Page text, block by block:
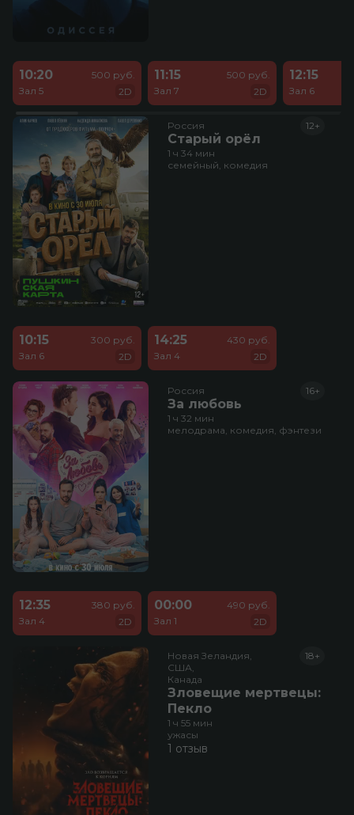
10:20
Зал 5
500 руб.
2D
11:15
Зал 7
500 руб.
2D
12:15
Зал 6
Россия
Старый орёл
12+
1 ч 34 мин
семейный, комедия
10:15
Зал 6
300 руб.
2D
14:25
Зал 4
430 руб.
2D
Россия
За любовь
16+
1 ч 32 мин
мелодрама, комедия, фэнтези
12:35
Зал 4
380 руб.
2D
00:00
Зал 1
490 руб.
2D
Новая Зеландия,
США,
Канада
Зловещие мертвецы:
Пекло
18+
1 ч 55 мин
ужасы
1 отзыв